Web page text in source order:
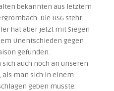
bekannten aus letztem
Die HSG steht
hat aber jetzt mit Siegen
Unentschieden gegen
gefunden.
auch noch an unseren
als man sich in einem
geben musste.